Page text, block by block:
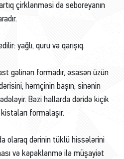
çirklənməsi də seboreyanın
yağlı, quru və qarışıq.
gəlinən formadır, əsasən üzün
həmçinin başın, sinənin
Bəzi hallarda dəridə kiçik
formalaşır.
olaraq dərinin tüklü hissələrini
və kəpəklənmə ilə müşayiət